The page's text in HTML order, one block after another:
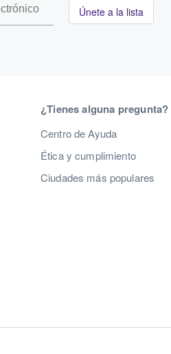
Únete a la lista
¿Tienes alguna pregunta?
Centro de Ayuda
Ética y cumplimiento
Ciudades más populares